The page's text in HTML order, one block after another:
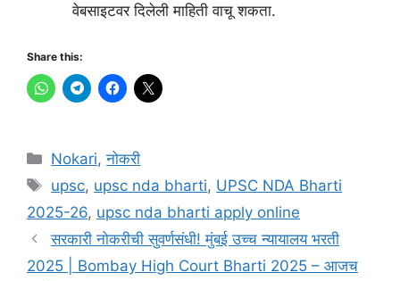
वेबसाइटवर दिलेली माहिती वाचू शकता.
Share this:
Categories
Nokari,नोकरी
Tags
upsc, upsc nda bharti, UPSC NDA Bharti
2025-26, upsc nda bharti apply online
सरकारी नोकरीची सुवर्णसंधी! मुंबई उच्च न्यायालय भरती
2025 | Bombay High Court Bharti 2025 – आजच